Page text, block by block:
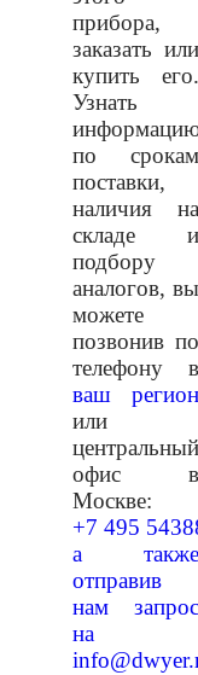
прибора,
заказать или
купить его.
Узнать
по срокам
поставки,
наличия на
складе и
подбору
аналогов, вы
можете
позвонив по
телефону в
ваш регион
или
центральный
офис в
Москве:
+7 495
а также
отправив
нам запрос
на